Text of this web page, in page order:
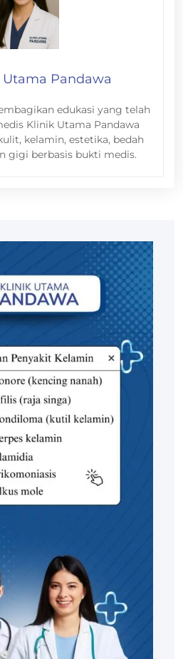
Pandawa
edukasi yang telah
Klinik Utama Pandawa
kelamin, estetika, bedah
gigi berbasis bukti medis.